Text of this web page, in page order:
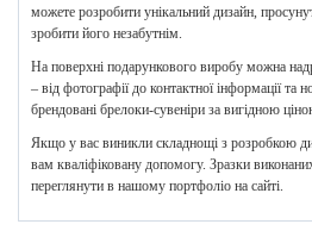
можете розробити унікальний дизайн,
зробити його незабутнім.
На поверхні подарункового виробу можна
– від фотографії до контактної інформації та
брендовані брелоки-сувеніри за вигідною
Якщо у вас виникли складнощі з розробкою
вам кваліфіковану допомогу. Зразки
переглянути в нашому портфоліо на сайті.